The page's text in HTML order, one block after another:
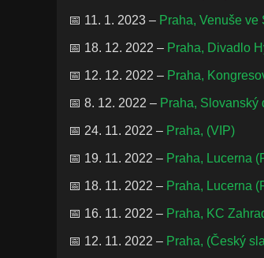
📅 11. 1. 2023 – Praha, Venuše ve
📅 18. 12. 2022 – Praha, Divadlo
📅 12. 12. 2022 – Praha,
📅 8. 12. 2022 – Praha, Slovanský
📅 24. 11. 2022 – Praha, (VIP)
📅 19. 11. 2022 – Praha, Lucerna
📅 18. 11. 2022 – Praha, Lucerna
📅 16. 11. 2022 – Praha, KC
📅 12. 11. 2022 – Praha, (Český